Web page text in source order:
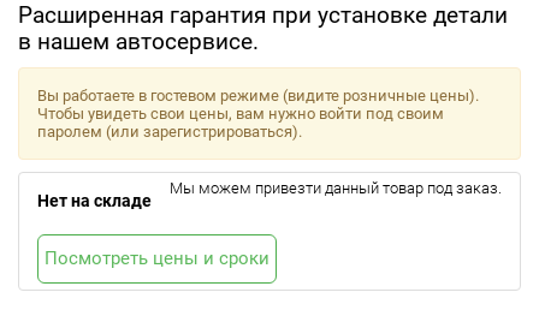
Расширенная гарантия при установке детали
в нашем автосервисе.
Вы работаете в гостевом режиме (видите розничные цены).
Чтобы увидеть свои цены, вам нужно войти под своим
паролем (или зарегистрироваться).
Нет на складе
Мы можем привезти данный товар под заказ.
Посмотреть цены и сроки